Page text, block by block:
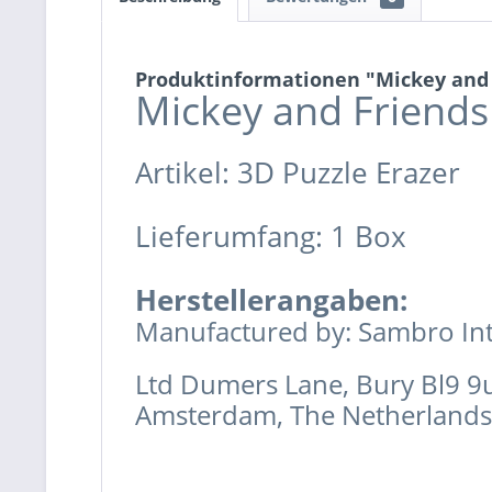
Produktinformationen "Mickey and
Mickey and
Artikel: 3D Puzzle Erazer
Lieferumfang: 1 Box
Herstellerangaben:
Manufactured by: Sambro
Ltd Dumers Lane, Bury Bl9
Amsterdam, The Netherlands